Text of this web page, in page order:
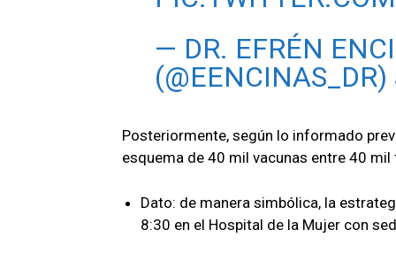
— DR. EFRÉN
(@EENCINAS_DR)
Posteriormente, según lo informado
esquema de 40 mil vacunas entre 40
Dato: de manera simbólica, la
8:30 en el Hospital de la Mujer con